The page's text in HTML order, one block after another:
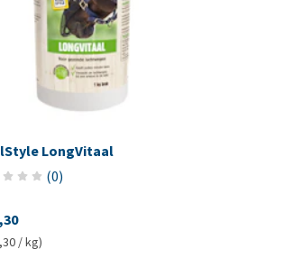
LongVitaal
(0)
/ kg)